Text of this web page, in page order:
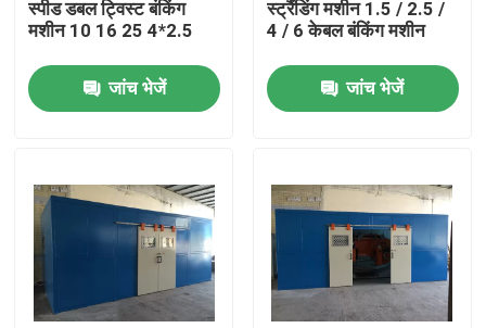
वीडियो
स्पीड डबल ट्विस्ट बंकिंग
मशीन 10 16 25 4*2.5
जांच भेजें
स्ट्रैंडिंग मशीन 1.5 / 2.5 /
4 / 6 केबल बंकिंग मशीन
जांच भेजें